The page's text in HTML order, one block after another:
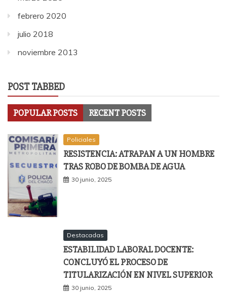
febrero 2020
julio 2018
noviembre 2013
POST TABBED
POPULAR POSTS RECENT POSTS
Policiales
RESISTENCIA: ATRAPAN A UN HOMBRE
TRAS ROBO DE BOMBA DE AGUA
30 junio, 2025
Destacadas
ESTABILIDAD LABORAL DOCENTE:
CONCLUYÓ EL PROCESO DE
TITULARIZACIÓN EN NIVEL SUPERIOR
30 junio, 2025